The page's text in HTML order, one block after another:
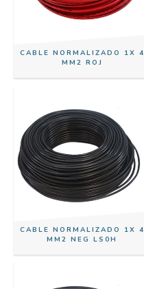
CABLE NORMALIZADO 1X 4
MM2 ROJ
CABLE NORMALIZADO 1X 4
MM2 NEG LS0H